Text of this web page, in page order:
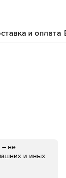
и оплата
– не
и иных